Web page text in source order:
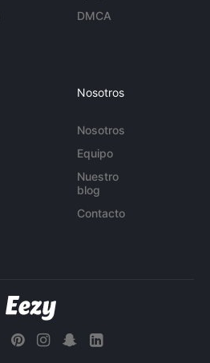
DMCA
Nosotros
Nosotros
Equipo
Nuestro
blog
Contacto